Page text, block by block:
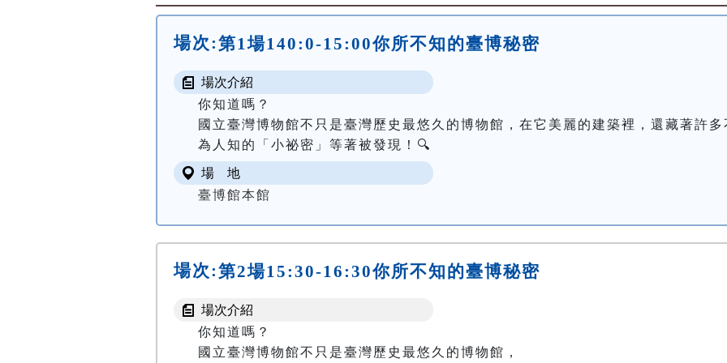
場次:第1場140:0-15:00你所不知的臺博秘密
場次介紹
你知道嗎？
國立臺灣博物館不只是臺灣歷史最悠久的博物館，在它美麗的建築裡，還藏著許多
為人知的「小祕密」等著被發現！🔍
場 地
臺博館本館
場次:第2場15:30-16:30你所不知的臺博秘密
場次介紹
你知道嗎？
國立臺灣博物館不只是臺灣歷史最悠久的博物館，